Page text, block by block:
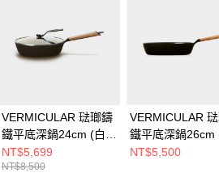
VERMICULAR 琺瑯鑄
鐵平底深鍋24cm (白橡
木)+鍋蓋
NT$5,699
NT$8,500
VERMICULAR
鐵平底深鍋26cm
木)
NT$5,500